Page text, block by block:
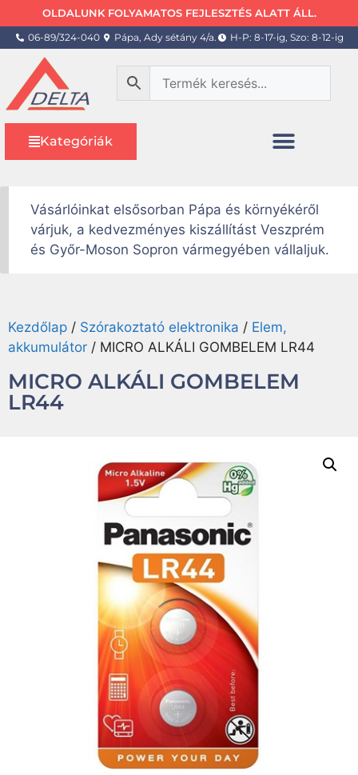
OLDALUNK FOLYAMATOS FEJLESZTÉS ALATT ÁLL.
06-89/324-040 Pápa, Ady sétány 4/a. H-P: 8-17-ig, Szo: 8-12-ig
Kategóriák
Vásárlóinkat elsősorban Pápa és környékéről
várjuk, a kedvezményes kiszállítást Veszprém
és Győr-Moson Sopron vármegyében vállaljuk.
Kezdőlap / Szórakoztató elektronika / Elem,
akkumulátor / MICRO ALKÁLI GOMBELEM LR44
MICRO ALKÁLI GOMBELEM
LR44